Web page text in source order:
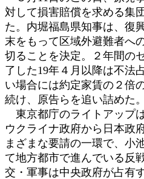
対して損害賠償を求める集
た。内堀福島県知事は、復
末をもって区域外避難者へ
切ることを決定。２年間の
了した19年４月以降は不法
い場合には約定家賃の２倍
続け、原告らを追い詰めた。
東京都庁のライトアップ
ウクライナ政府から日本政
まざまな要請の一環で、小
て地方都市で進んでいる反
交・軍事は中央政府が占有